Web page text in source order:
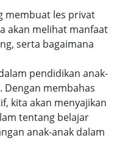
membuat les privat
akan melihat manfaat
serta bagaimana
pendidikan anak-
Dengan membahas
kita akan menyajikan
tentang belajar
anak-anak dalam